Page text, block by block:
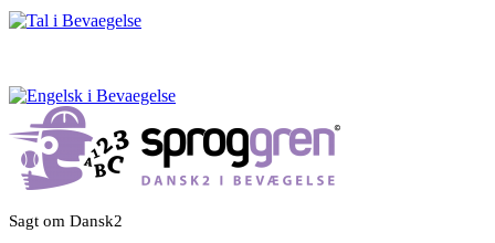
Sagt om Dansk2